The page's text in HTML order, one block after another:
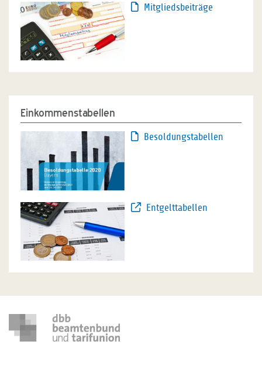
Mitgliedsbeiträge
Einkommenstabellen
Besoldungstabellen
Entgelttabellen